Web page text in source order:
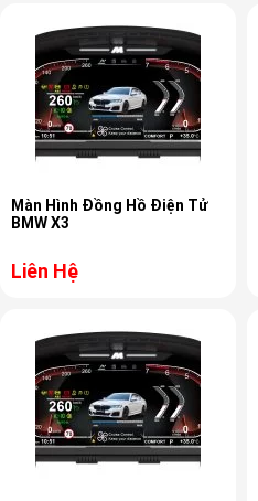
Màn Hình Đồng Hồ Điện Tử
BMW X3
Liên Hệ